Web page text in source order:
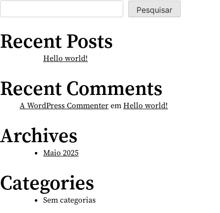
Pesquisar
Recent Posts
Hello world!
Recent Comments
A WordPress CommenteremHello world!
Archives
Maio 2025
Categories
Sem categorias